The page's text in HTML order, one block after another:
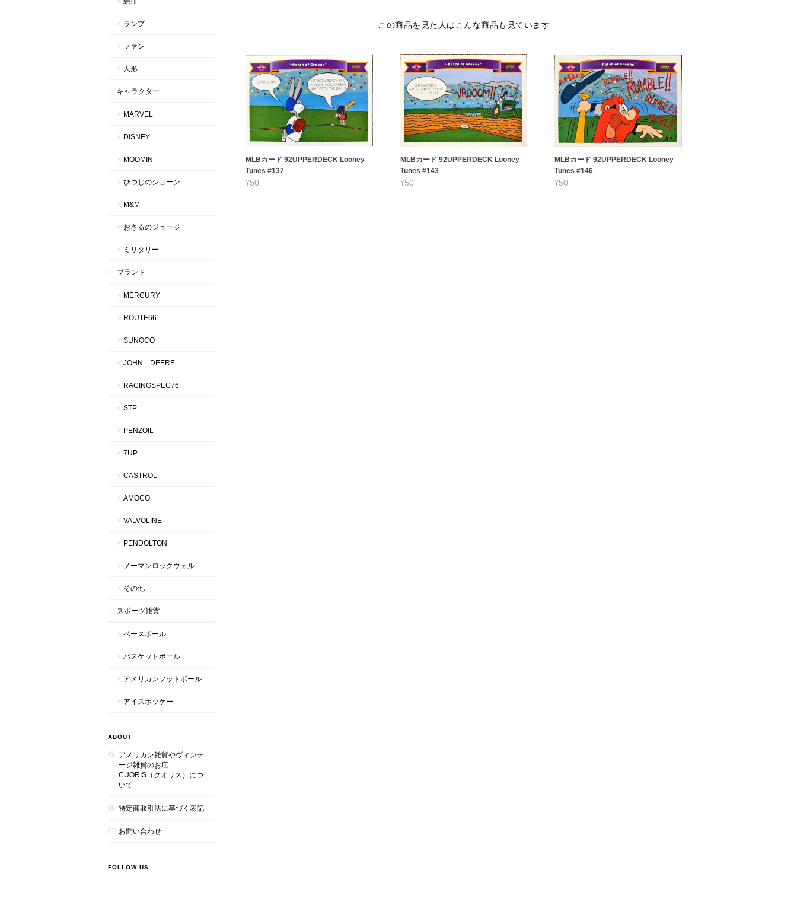
この商品を見た人はこんな商品も見ています
MLBカード 92UPPERDECK Looney
Tunes #137
¥50
MLBカード 92UPPERDECK Looney
Tunes #143
¥50
MLBカード 92UPPERDECK Looney
Tunes #146
¥50
ランプ
ファン
人形
キャラクター
MARVEL
DISNEY
MOOMIN
ひつじのショーン
M&M
おさるのジョージ
ミリタリー
ブランド
MERCURY
ROUTE66
SUNOCO
JOHN DEERE
RACINGSPEC76
STP
PENZOIL
7UP
CASTROL
AMOCO
VALVOLINE
PENDOLTON
ノーマンロックウェル
その他
スポーツ雑貨
ベースボール
バスケットボール
アメリカンフットボール
アイスホッケー
ABOUT
アメリカン雑貨やヴィンテ
ージ雑貨のお店
CUORIS（クオリス）につ
いて
特定商取引法に基づく表記
お問い合わせ
FOLLOW US